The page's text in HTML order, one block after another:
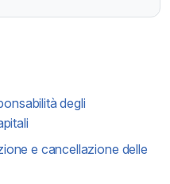
degli
e cancellazione delle